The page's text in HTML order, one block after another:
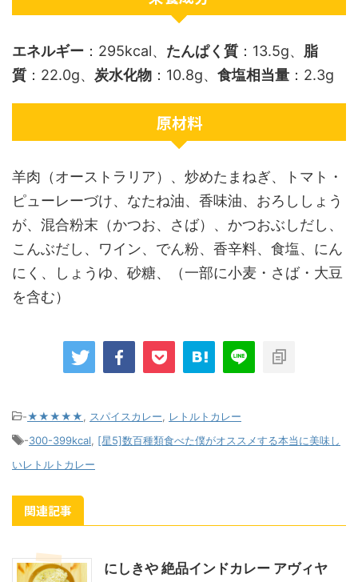
エネルギー ：295kcal、 たんぱく質 ：13.5g、 脂
質 ：22.0g、 炭水化物 ：10.8g、 食塩相当量 ：2.3g
原材料
羊肉（オーストラリア）、炒めたまねぎ、トマト・
ピューレーづけ、なたね油、香味油、おろししょう
が、混合粉末（かつお、さば）、かつおぶしだし、
こんぶだし、ワイン、でん粉、香辛料、食塩、にん
にく、しょうゆ、砂糖、（一部に小麦・さば・大豆
を含む）
-★★★★★ スパイスカレー
レトルトカレー
-300-399kcal
[星5]数百種類食べた僕がオススメする本当に美味し
いレトルトカレー
関連記事
にしきや 絶品インドカレー アヴィヤ